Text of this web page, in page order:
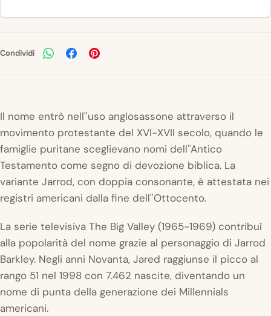
Condividi
Il nome entrò nell''uso anglosassone attraverso il
movimento protestante del XVI-XVII secolo, quando le
famiglie puritane sceglievano nomi dell''Antico
Testamento come segno di devozione biblica. La
variante Jarrod, con doppia consonante, è attestata nei
registri americani dalla fine dell''Ottocento.
La serie televisiva The Big Valley (1965-1969) contribuì
alla popolarità del nome grazie al personaggio di Jarrod
Barkley. Negli anni Novanta, Jared raggiunse il picco al
rango 51 nel 1998 con 7.462 nascite, diventando un
nome di punta della generazione dei Millennials
americani.